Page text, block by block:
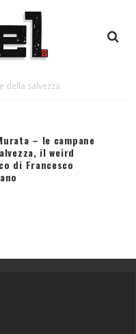
della salvezza
– le campane
il weird
di Francesco